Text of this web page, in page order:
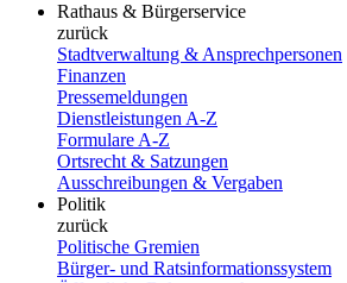
Rathaus & Bürgerservice
zurück
Stadtverwaltung & Ansprechpersonen
Finanzen
Pressemeldungen
Dienstleistungen A-Z
Formulare A-Z
Ortsrecht & Satzungen
Ausschreibungen & Vergaben
Politik
zurück
Politische Gremien
Bürger- und Ratsinformationssystem